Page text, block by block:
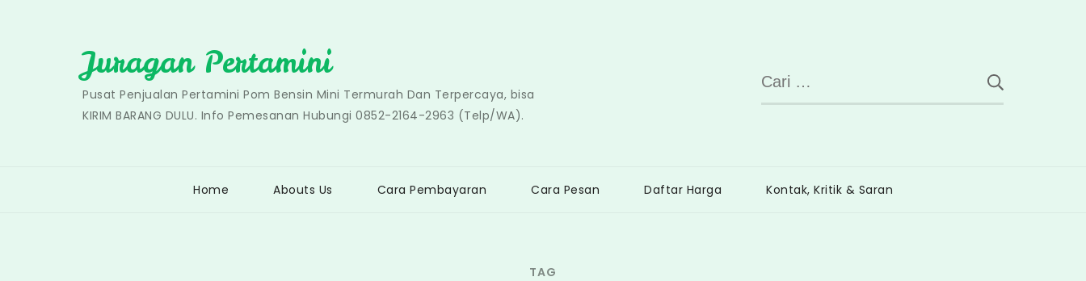
Juragan Pertamini
Pusat Penjualan Pertamini Pom Bensin Mini Termurah Dan Terpercaya, bisa
KIRIM BARANG DULU. Info Pemesanan Hubungi 0852-2164-2963 (Telp/WA).
Cari
untuk:
Home Abouts Us Cara Pembayaran Cara Pesan Daftar Harga Kontak, Kritik & Saran
TAG